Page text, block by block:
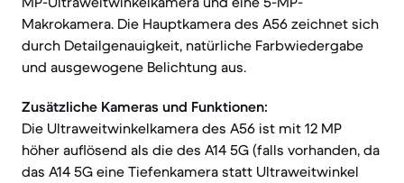
Makrokamera. Die Hauptkamera des A56 zeichnet sich
durch Detailgenauigkeit, natürliche Farbwiedergabe
und ausgewogene Belichtung aus.
Zusätzliche Kameras und Funktionen:
Die Ultraweitwinkelkamera des A56 ist mit 12 MP
höher auflösend als die des A14 5G (falls vorhanden, da
das A14 5G eine Tiefenkamera statt Ultraweitwinkel